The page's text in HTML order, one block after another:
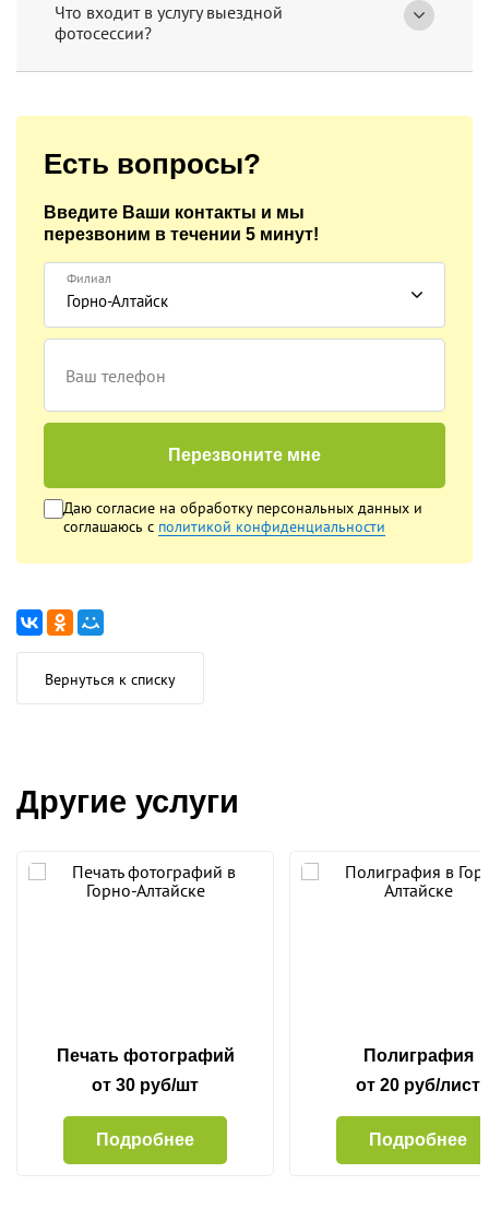
Что входит в услугу выездной
фотосессии?
Есть вопросы?
Введите Ваши контакты и мы
перезвоним в течении 5 минут!
Филиал
Горно-Алтайск
Ваш телефон
Перезвоните мне
Даю согласие на обработку персональных данных и
соглашаюсь с политикой конфиденциальности
Вернуться к списку
Другие услуги
Печать фотографий
от 30 руб/шт
Подробнее
Полиграфия
от 20 руб/лист
Подробнее